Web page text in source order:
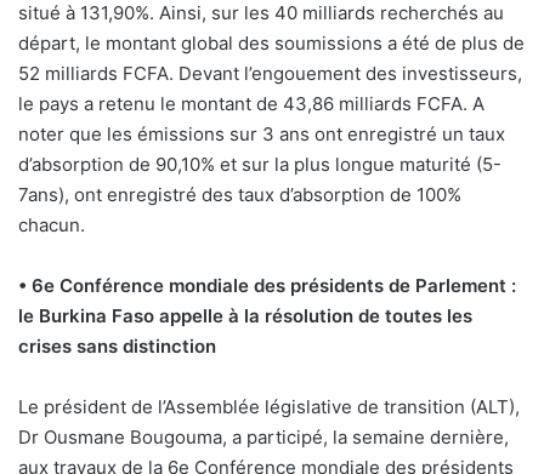
situé à 131,90%. Ainsi, sur les 40 milliards recherchés au
départ, le montant global des soumissions a été de plus de
52 milliards FCFA. Devant l’engouement des investisseurs,
le pays a retenu le montant de 43,86 milliards FCFA. A
noter que les émissions sur 3 ans ont enregistré un taux
d’absorption de 90,10% et sur la plus longue maturité (5-
7ans), ont enregistré des taux d’absorption de 100%
chacun.
• 6e Conférence mondiale des présidents de Parlement :
le Burkina Faso appelle à la résolution de toutes les
crises sans distinction
Le président de l’Assemblée législative de transition (ALT),
Dr Ousmane Bougouma, a participé, la semaine dernière,
aux travaux de la 6e Conférence mondiale des présidents